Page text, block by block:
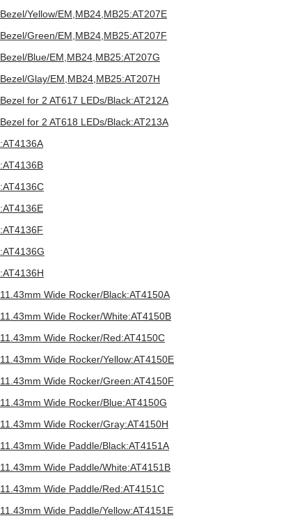
Bezel/Yellow/EM,MB24,MB25:AT207E
Bezel/Green/EM,MB24,MB25:AT207F
Bezel/Blue/EM,MB24,MB25:AT207G
Bezel/Glay/EM,MB24,MB25:AT207H
Bezel for 2 AT617 LEDs/Black:AT212A
Bezel for 2 AT618 LEDs/Black:AT213A
:AT4136A
:AT4136B
:AT4136C
:AT4136E
:AT4136F
:AT4136G
:AT4136H
11.43mm Wide Rocker/Black:AT4150A
11.43mm Wide Rocker/White:AT4150B
11.43mm Wide Rocker/Red:AT4150C
11.43mm Wide Rocker/Yellow:AT4150E
11.43mm Wide Rocker/Green:AT4150F
11.43mm Wide Rocker/Blue:AT4150G
11.43mm Wide Rocker/Gray:AT4150H
11.43mm Wide Paddle/Black:AT4151A
11.43mm Wide Paddle/White:AT4151B
11.43mm Wide Paddle/Red:AT4151C
11.43mm Wide Paddle/Yellow:AT4151E